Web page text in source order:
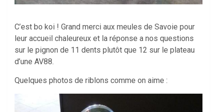
C’est bo koi ! Grand merci aux meules de Savoie pour
leur accueil chaleureux et la réponse a nos questions
sur le pignon de 11 dents plutôt que 12 sur le plateau
d’une AV88.
Quelques photos de riblons comme on aime :